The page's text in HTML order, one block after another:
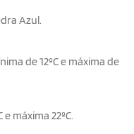
Azul.
de 12ºC e máxima de
máxima 22ºC.